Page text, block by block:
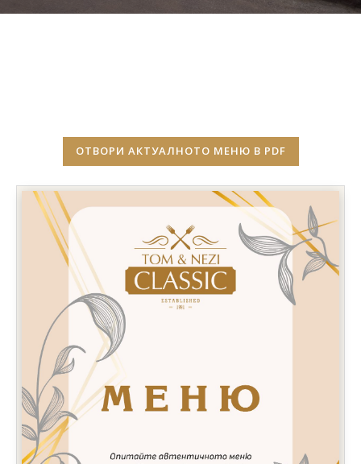
ОТВОРИ АКТУАЛНОТО МЕНЮ В PDF